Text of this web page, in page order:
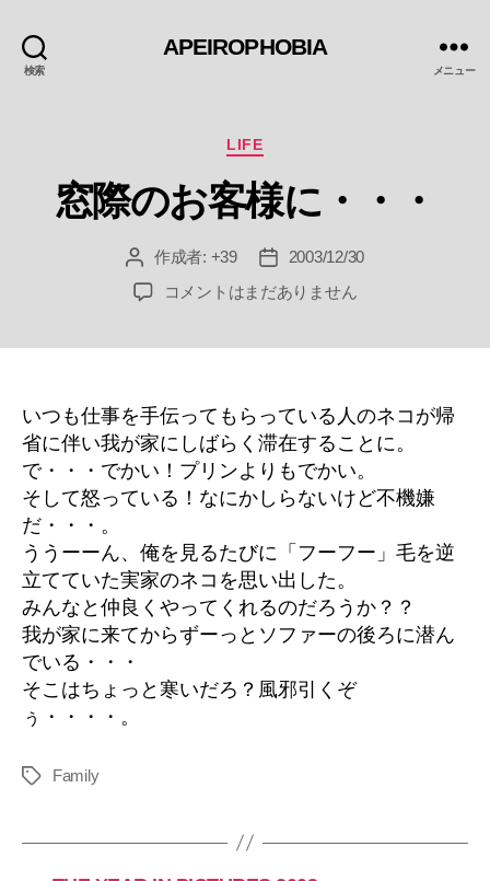
検索
APEIROPHOBIA
メニュー
カ
ゴ
リ
LIFE
窓際のお客様に・・・
投
稿
者
作成者: +39
投
稿
日
2003/12/30
窓
様
に・・・
へ
の
コメントはまだありません
いつも仕事を手伝ってもらっている人のネコが帰
省に伴い我が家にしばらく滞在することに。
で・・・でかい！プリンよりもでかい。
そして怒っている！なにかしらないけど不機嫌
だ・・・。
ううーーん、俺を見るたびに「フーフー」毛を逆
立てていた実家のネコを思い出した。
みんなと仲良くやってくれるのだろうか？？
我が家に来てからずーっとソファーの後ろに潜ん
でいる・・・
そこはちょっと寒いだろ？風邪引くぞ
ぅ・・・・。
タ
Family